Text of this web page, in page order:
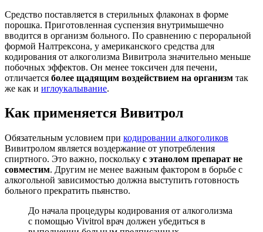
Средство поставляется в стерильных флаконах в форме
порошка. Приготовленная суспензия внутримышечно
вводится в организм больного. По сравнению с пероральной
формой Налтрексона, у американского средства для
кодирования от алкоголизма Вивитрола значительно меньше
побочных эффектов. Он менее токсичен для печени,
отличается более щадящим воздействием на организм так
же как и иглоукалывание.
Как применяется Вивитрол
Обязательным условием при кодировании алкоголиков
Вивитролом является воздержание от употребления
спиртного. Это важно, поскольку с этанолом препарат не
совместим. Другим не менее важным фактором в борьбе с
алкогольной зависимостью должна выступить готовность
больного прекратить пьянство.
До начала процедуры кодирования от алкоголизма
с помощью Vivitrol врач должен убедиться в